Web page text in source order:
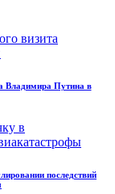
Владимира Путина в
последствий